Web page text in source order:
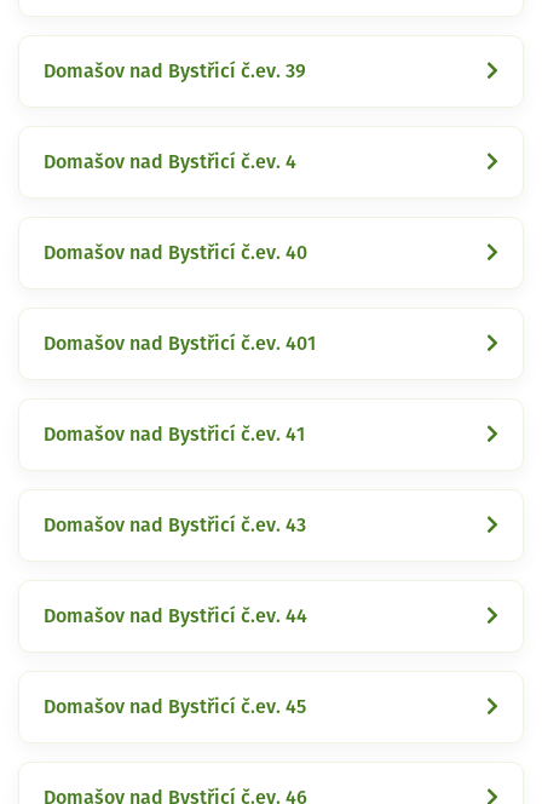
Domašov nad Bystřicí č.ev. 39
Domašov nad Bystřicí č.ev. 4
Domašov nad Bystřicí č.ev. 40
Domašov nad Bystřicí č.ev. 401
Domašov nad Bystřicí č.ev. 41
Domašov nad Bystřicí č.ev. 43
Domašov nad Bystřicí č.ev. 44
Domašov nad Bystřicí č.ev. 45
Domašov nad Bystřicí č.ev. 46